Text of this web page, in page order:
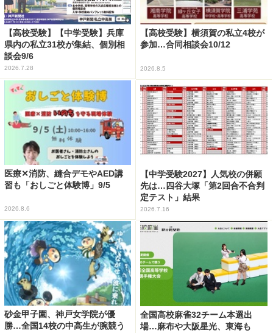
【高校受験】【中学受験】兵庫
県内の私立31校が集結、個別相
談会9/6
2026.7.28
【高校受験】横須賀の私立4校が
参加…合同相談会10/12
2026.8.5
医療✕消防、縫合デモやAED講
習も「おしごと体験博」9/5
2026.8.6
【中学受験2027】人気校の併願
先は…四谷大塚「第2回合不合判
定テスト」結果
2026.7.16
砂金甲子園、神戸女学院が優
勝…全国14校の中高生が腕競う
全国高校麻雀32チーム本選出
場…麻布や大阪星光、東海も